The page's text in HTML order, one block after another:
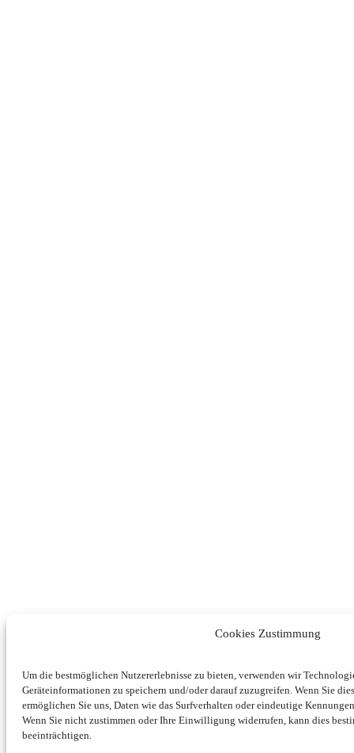
Cookies Zustimmung
Um die bestmöglichen Nutzererlebnisse zu bieten, verwenden wir
Geräteinformationen zu speichern und/oder darauf zuzugreifen. Wenn Sie
ermöglichen Sie uns, Daten wie das Surfverhalten oder eindeutige
Wenn Sie nicht zustimmen oder Ihre Einwilligung widerrufen, kann dies
beeinträchtigen.